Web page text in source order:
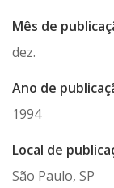
Mês de
dez.
Ano de
1994
Local de
São Paulo, SP